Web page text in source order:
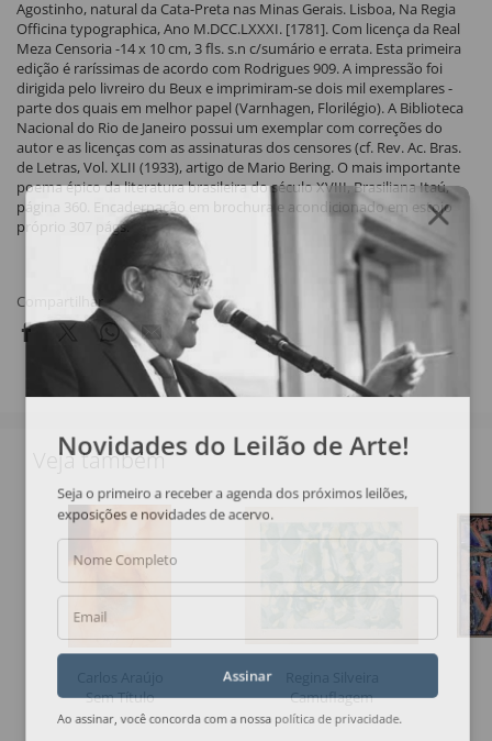
Agostinho, natural da Cata-Preta nas Minas Gerais. Lisboa, Na Regia
Officina typographica, Ano M.DCC.LXXXI. [1781]. Com licença da Real
Meza Censoria -14 x 10 cm, 3 fls. s.n c/sumário e errata. Esta primeira
edição é raríssimas de acordo com Rodrigues 909. A impressão foi
dirigida pelo livreiro du Beux e imprimiram-se dois mil exemplares -
parte dos quais em melhor papel (Varnhagen, Florilégio). A Biblioteca
Nacional do Rio de Janeiro possui um exemplar com correções do
autor e as licenças com as assinaturas dos censores (cf. Rev. Ac. Bras.
de Letras, Vol. XLII (1933), artigo de Mario Bering. O mais importante
poema épico da literatura brasileira do século XVIII, Brasiliana Itaú,
página 360. Encadernação em brochura e acondicionado em estojo
próprio 307 págs.
Compartilhar
Veja também
Sem Título
Camuflagem
Novidades do Leilão de Arte!
Seja o primeiro a receber a agenda dos próximos leilões,
exposições e novidades de acervo.
Nome Completo
Email
Assinar
Ao assinar, você concorda com a nossa política de privacidade